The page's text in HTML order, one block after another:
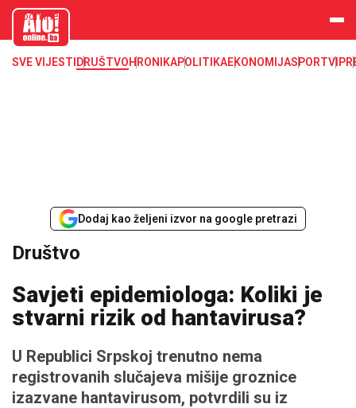
aloonline.b
SVE VIJESTI DRUŠTVOHRONIKAPOLITIKAEKONOMIJASPORTVIP
Dodaj kao željeni izvor na google pretrazi
Društvo
Savjeti epidemiologa: Koliki je
stvarni rizik od hantavirusa?
U Republici Srpskoj trenutno nema
registrovanih slučajeva mišije groznice
izazvane hantavirusom, potvrdili su iz